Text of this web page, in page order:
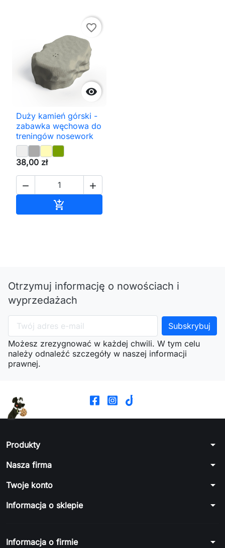

favorite_border
Duży kamień górski -
zabawka węchowa do
treningów nosework
38,00 zł
 

Otrzymuj informację o nowościach i
wyprzedażach
Możesz zrezygnować w każdej chwili. W tym celu
należy odnaleźć szczegóły w naszej informacji
prawnej.
Produkty arrow_drop_down
Nasza firma arrow_drop_down
Twoje konto arrow_drop_down
Informacja o sklepie arrow_drop_down
Informacja o firmie arrow_drop_down